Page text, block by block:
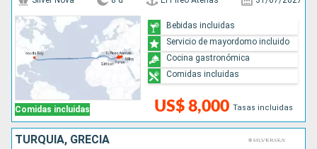
Comidas incluidas US$ 8,000 Tasas incluidas
Bebidas incluidas
Servicio de mayordomo incluido
Cocina gastronómica
Comidas incluidas
TURQUÍA, GRECIA